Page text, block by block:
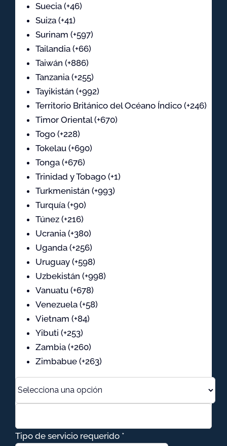
Suecia (+46)
Suiza (+41)
Surinam (+597)
Tailandia (+66)
Taiwán (+886)
Tanzania (+255)
Tayikistán (+992)
Territorio Británico del Océano Índico (+246)
Timor Oriental (+670)
Togo (+228)
Tokelau (+690)
Tonga (+676)
Trinidad y Tobago (+1)
Turkmenistán (+993)
Turquía (+90)
Túnez (+216)
Ucrania (+380)
Uganda (+256)
Uruguay (+598)
Uzbekistán (+998)
Vanuatu (+678)
Venezuela (+58)
Vietnam (+84)
Yibuti (+253)
Zambia (+260)
Zimbabue (+263)
Tipo de servicio requerido *